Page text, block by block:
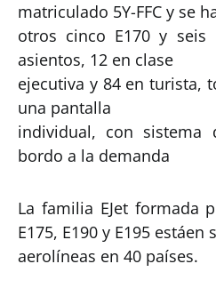
matriculado 5Y-FFC y se
otros cinco E170 y seis
asientos, 12 en clase
ejecutiva y 84 en turista,
una pantalla
individual, con sistema
bordo a la demanda
La familia EJet formada
E175, E190 y E195
aerolíneas en 40 países.